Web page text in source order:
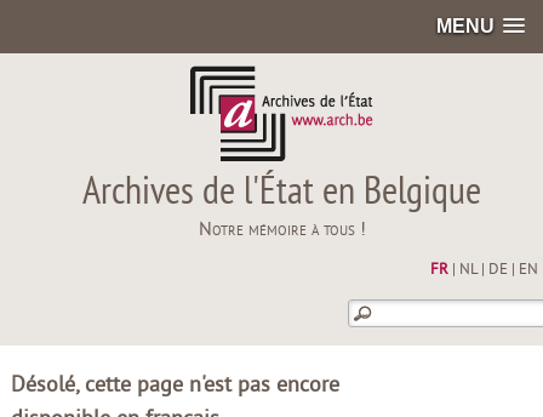
MENU
Archives de l'État en Belgique
Notre mémoire à tous !
FR| NL| DE EN
Désolé, cette page n'est pas encore